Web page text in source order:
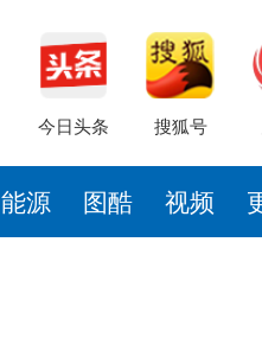
今日头条 搜狐号
能源 图酷 视频